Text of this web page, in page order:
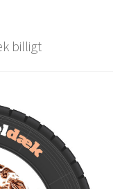
billigt